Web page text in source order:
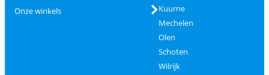
Onze winkels
Kuurne
Mechelen
Olen
Schoten
Wilrijk